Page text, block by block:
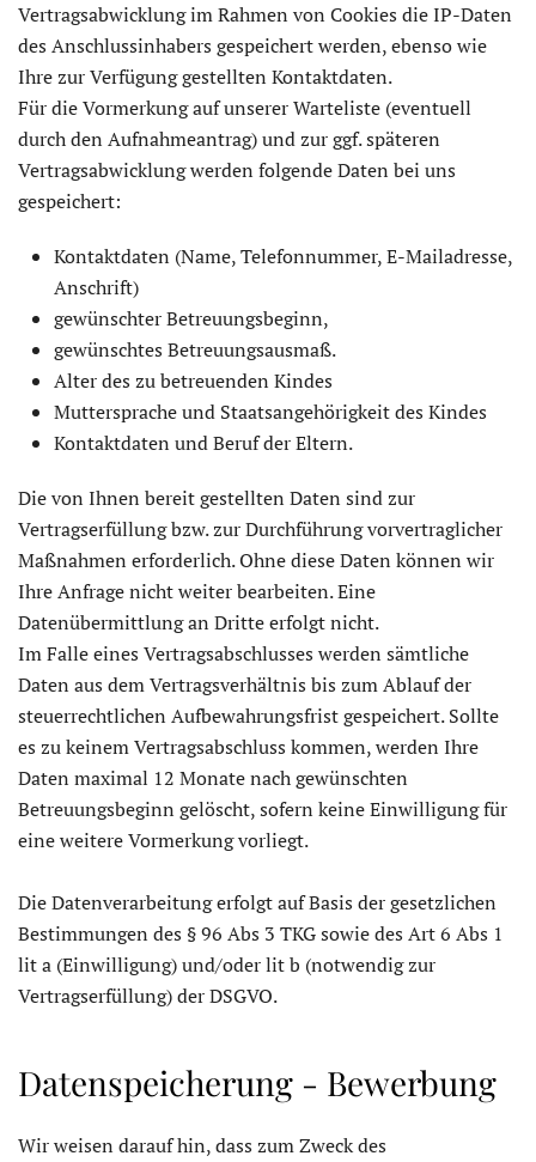
Vertragsabwicklung im Rahmen von Cookies die IP-Daten
des Anschlussinhabers gespeichert werden, ebenso wie
Ihre zur Verfügung gestellten Kontaktdaten.
Für die Vormerkung auf unserer Warteliste (eventuell
durch den Aufnahmeantrag) und zur ggf. späteren
Vertragsabwicklung werden folgende Daten bei uns
gespeichert:
Kontaktdaten (Name, Telefonnummer, E-Mailadresse,
Anschrift)
gewünschter Betreuungsbeginn,
gewünschtes Betreuungsausmaß.
Alter des zu betreuenden Kindes
Muttersprache und Staatsangehörigkeit des Kindes
Kontaktdaten und Beruf der Eltern.
Die von Ihnen bereit gestellten Daten sind zur
Vertragserfüllung bzw. zur Durchführung vorvertraglicher
Maßnahmen erforderlich. Ohne diese Daten können wir
Ihre Anfrage nicht weiter bearbeiten. Eine
Datenübermittlung an Dritte erfolgt nicht.
Im Falle eines Vertragsabschlusses werden sämtliche
Daten aus dem Vertragsverhältnis bis zum Ablauf der
steuerrechtlichen Aufbewahrungsfrist gespeichert. Sollte
es zu keinem Vertragsabschluss kommen, werden Ihre
Daten maximal 12 Monate nach gewünschten
Betreuungsbeginn gelöscht, sofern keine Einwilligung für
eine weitere Vormerkung vorliegt.
Die Datenverarbeitung erfolgt auf Basis der gesetzlichen
Bestimmungen des § 96 Abs 3 TKG sowie des Art 6 Abs 1
lit a (Einwilligung) und/oder lit b (notwendig zur
Vertragserfüllung) der DSGVO.
Datenspeicherung - Bewerbung
Wir weisen darauf hin, dass zum Zweck des